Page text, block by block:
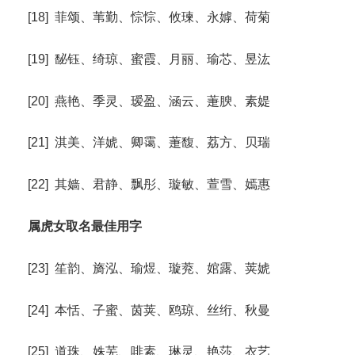
[18] 菲颂、苇勤、悰悰、攸瑓、永嫭、荷菊
[19] 馝钰、绮琼、蜜霞、月丽、瑜芯、昱汯
[20] 燕艳、季灵、瑷盈、涵云、萐腴、素媞
[21] 淇美、洋婋、卿霭、萐馥、荔方、贝瑞
[22] 其嫱、君静、飘彤、璇敏、萱雪、嫣惠
属虎女取名最佳用字
[23] 笙韵、旖泓、瑜煜、璇萒、婠露、荚婋
[24] 本恬、子蜜、茵荚、鸥琼、丝绗、秋曼
[25] 道珠、姝芜、啡素、琳灵、艳莎、衣艺